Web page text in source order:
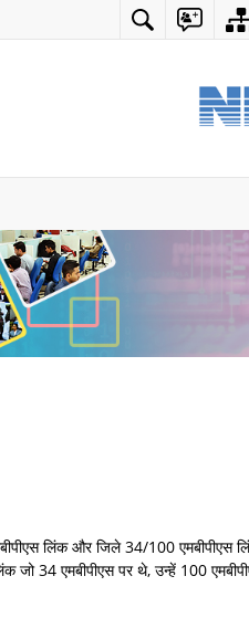
लिंक और जिले 34/100
34 एमबीपीएस पर थे, उन्हें 100